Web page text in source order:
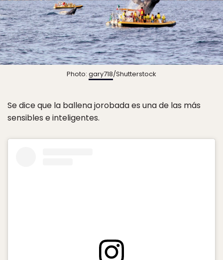
Photo: gary718/Shutterstock
Se dice que la ballena jorobada es una de las más
sensibles e inteligentes.